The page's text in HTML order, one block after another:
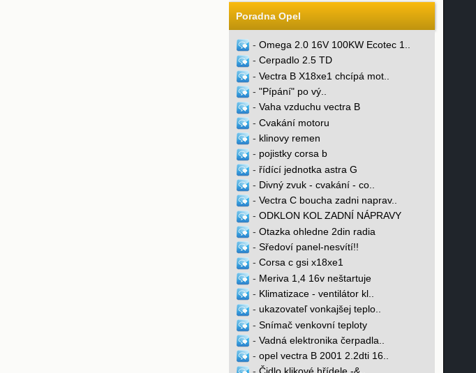
Poradna Opel
- Omega 2.0 16V 100KW Ecotec 1..
- Cerpadlo 2.5 TD
- Vectra B X18xe1 chcípá mot..
- "Pípání" po vý..
- Vaha vzduchu vectra B
- Cvakání motoru
- klinovy remen
- pojistky corsa b
- řídící jednotka astra G
- Divný zvuk - cvakání - co..
- Vectra C boucha zadni naprav..
- ODKLON KOL ZADNÍ NÁPRAVY
- Otazka ohledne 2din radia
- Sředoví panel-nesvítí!!
- Corsa c gsi x18xe1
- Meriva 1,4 16v neštartuje
- Klimatizace - ventilátor kl..
- ukazovateľ vonkajšej teplo..
- Snímač venkovní teploty
- Vadná elektronika čerpadla..
- opel vectra B 2001 2.2dti 16..